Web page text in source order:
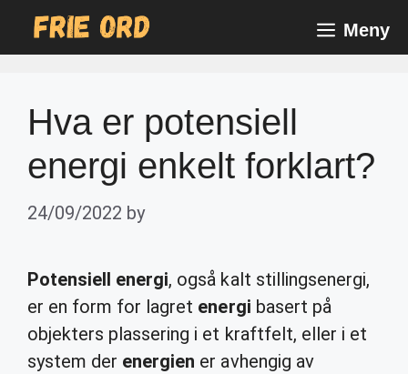
Meny
Hva er potensiell
energi enkelt forklart?
24/09/2022 by
Potensiell energi, også kalt stillingsenergi,
er en form for lagret energi basert på
objekters plassering i et kraftfelt, eller i et
system der energien er avhengig av